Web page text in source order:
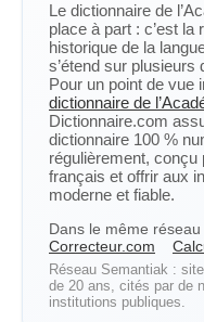
Le dictionnaire de
place à part : c’est la
historique de la
s’étend sur plusieurs
Pour un point de vue
dictionnaire de
Dictionnaire.com
dictionnaire 100 %
régulièrement, conçu
français et offrir aux
moderne et fiable.
Dans le même réseau
Correcteur.com
Réseau Semantiak :
de 20 ans, cités par de
institutions publiques.